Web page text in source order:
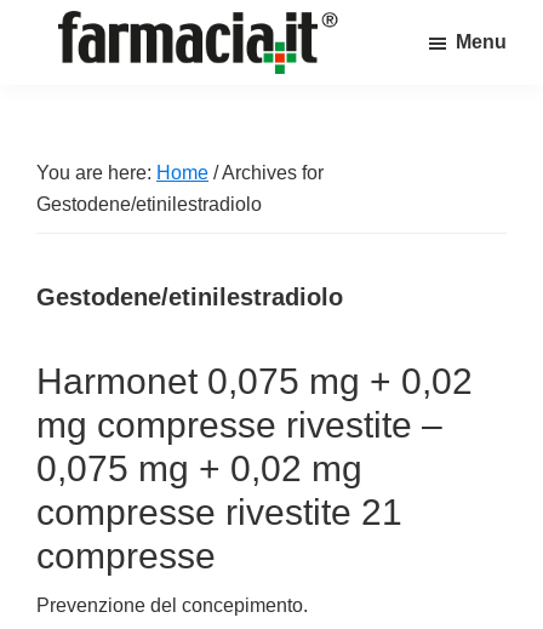
sul
mondo
online
Menu
You are here: Home /Archives for
Gestodene/etinilestradiolo
Gestodene/etinilestradiolo
Harmonet 0,075 mg + 0,02
mg compresse rivestite –
0,075 mg + 0,02 mg
compresse rivestite 21
compresse
Prevenzione del concepimento.